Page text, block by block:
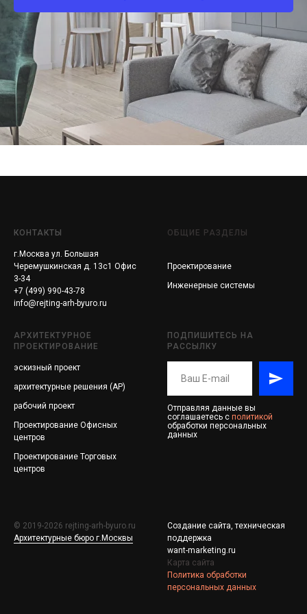
КОНТАКТЫ
г.Москва ул. Большая
Черемушкинская д. 13с1 Офис
3-34
+7 (499) 990-43-78
info@rejting-arh-byuro.ru
ОБЩИЕ РАЗДЕЛЫ
Проектирование
Инженерные системы
АРХИТЕКТУРНОЕ
ПРОЕКТИРОВАНИЕ
эскизный проект
архитектурные решения (АР)
рабочий проект
Проектирование Офисных
центров
Проектирование Торговых
центров
ПОДПИШИТЕСЬ НА
РАССЫЛКУ
Отправляя данные вы
соглашаетесь с политикой
обработки персональных
данных
© 2019-2026 rejting-arh-byuro.ru
Архитектурные бюро г.Москвы
Создание сайта, техническая
поддержка
want-marketing.ru
Карта сайта
Политика обработки
персональных данных